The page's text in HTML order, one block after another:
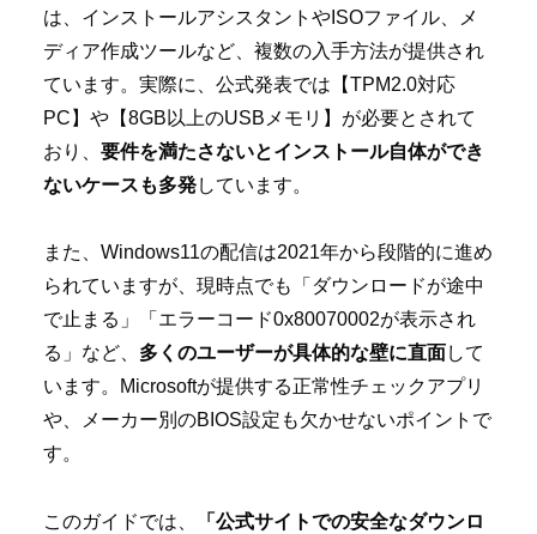
は、インストールアシスタントやISOファイル、メ
ディア作成ツールなど、複数の入手方法が提供され
ています。実際に、公式発表では【TPM2.0対応
PC】や【8GB以上のUSBメモリ】が必要とされて
おり、 要件を満たさないとインストール自体ができ
ないケースも多発しています。
また、Windows11の配信は2021年から段階的に進め
られていますが、現時点でも「ダウンロードが途中
で止まる」「エラーコード0x80070002が表示され
る」など、 多くのユーザーが具体的な壁に直面して
います。Microsoftが提供する正常性チェックアプリ
や、メーカー別のBIOS設定も欠かせないポイントで
す。
このガイドでは、
「公式サイトでの安全なダウンロ